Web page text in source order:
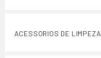
ACESSORIOS DE LIMPEZA